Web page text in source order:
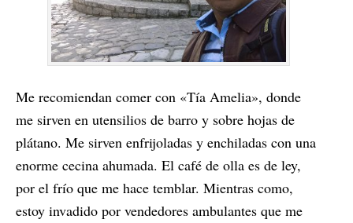
Me recomiendan comer con «Tía Amelia», donde
me sirven en utensilios de barro y sobre hojas de
plátano. Me sirven enfrijoladas y enchiladas con una
enorme cecina ahumada. El café de olla es de ley,
por el frío que me hace temblar. Mientras como,
estoy invadido por vendedores ambulantes que me